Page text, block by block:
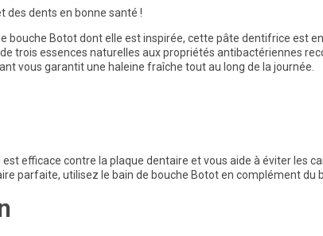
des dents en bonne santé !
bouche Botot dont elle est inspirée, cette pâte dentifrice est
trois essences naturelles aux propriétés antibactériennes
vous garantit une haleine fraîche tout au long de la journée.
est efficace contre la plaque dentaire et vous aide à éviter les
parfaite, utilisez le bain de bouche Botot en complément du